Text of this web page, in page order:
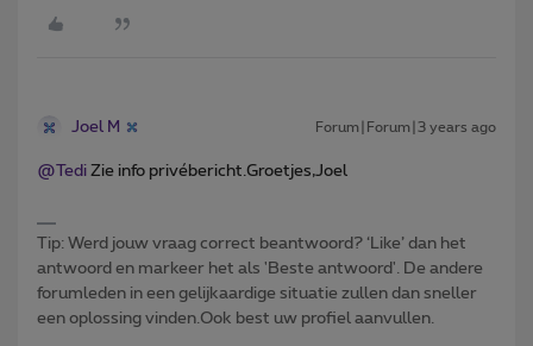
Joel M Forum|Forum|3 years ago
@Tedi Zie info privébericht.Groetjes,Joel
Tip: Werd jouw vraag correct beantwoord? ‘Like’ dan het
antwoord en markeer het als 'Beste antwoord'. De andere
forumleden in een gelijkaardige situatie zullen dan sneller
een oplossing vinden.Ook best uw profiel aanvullen.